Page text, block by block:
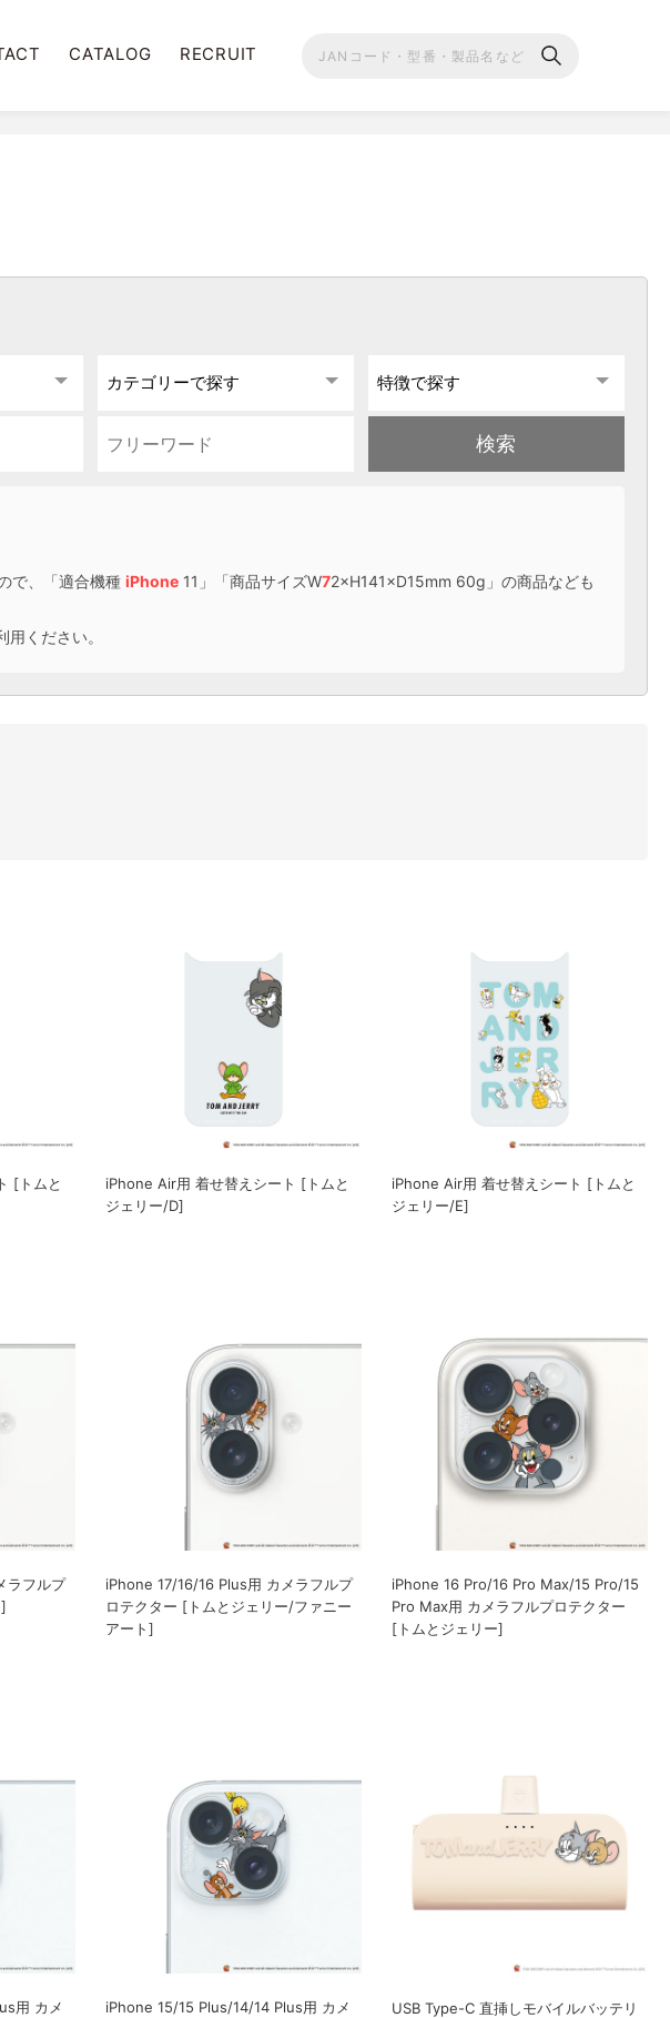
CATALOG RECRUIT
で、「適合機種iPhone 11」「商品サイズW72×H141×D15mm 60g」の商品なども
用ください。
[トムと
iPhone Air用 着せ替えシート [トムと
ジェリー/D]
iPhone Air用 着せ替えシート [トムと
ジェリー/E]
ラフルプ
iPhone 17/16/16 Plus用 カメラフルプ
ロテクター [トムとジェリー/ファニー
アート]
iPhone 16 Pro/16 Pro Max/15 Pro/15
Pro Max用 カメラフルプロテクター
[トムとジェリー]
用 カメ
iPhone 15/15 Plus/14/14 Plus用 カメ
USB Type-C 直挿しモバイルバッテリ